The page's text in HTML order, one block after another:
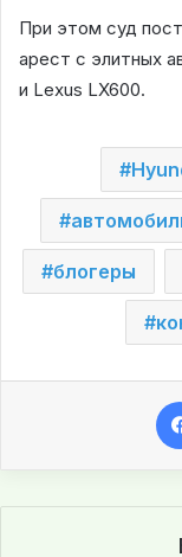
При этом суд
арест с элитных
и Lexus LX600.
блогеры